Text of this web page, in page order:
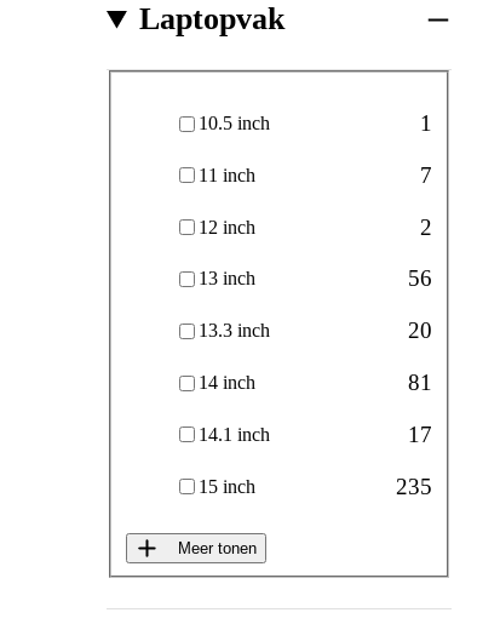
Laptopvak
10.5 inch
1
11 inch 7
12 inch 2
13 inch 56
13.3 inch 20
14 inch 81
14.1 inch 17
15 inch 235
Meer tonen